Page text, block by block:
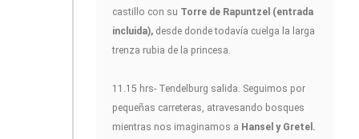
castillo con su Torre de Rapuntzel (entrada
incluida), desde donde todavía cuelga la larga
trenza rubia de la princesa.
11.15 hrs- Tendelburg salida. Seguimos por
pequeñas carreteras, atravesando bosques
mientras nos imaginamos a Hansel y Gretel.